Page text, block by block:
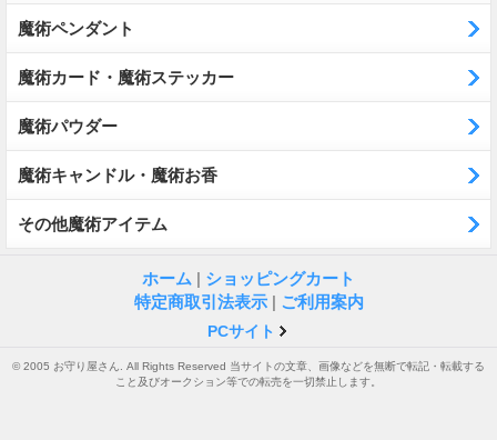
魔術ペンダント
魔術カード・魔術ステッカー
魔術パウダー
魔術キャンドル・魔術お香
その他魔術アイテム
ホーム | ショッピングカート
特定商取引法表示 | ご利用案内
PCサイト
© 2005 お守り屋さん. All Rights Reserved 当サイトの文章、画像などを無断で転記・転載する
こと及びオークション等での転売を一切禁止します。